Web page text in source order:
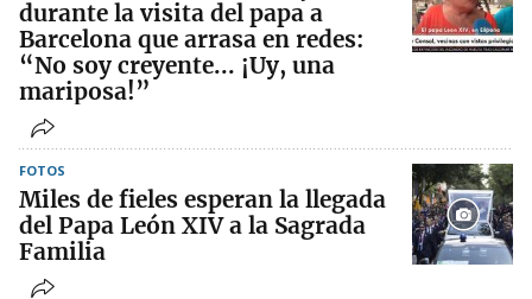
durante la visita del papa a
Barcelona que arrasa en redes:
“No soy creyente... ¡Uy, una
mariposa!”
FOTOS
Miles de fieles esperan la llegada
del Papa León XIV a la Sagrada
Familia